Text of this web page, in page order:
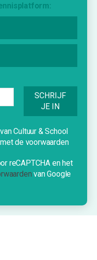
je
van Cultuur & School
de voorwaarden
reCAPTCHA en het
van Google